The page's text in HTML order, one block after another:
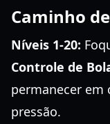
Caminho
Níveis 1-20:
Controle de
permanecer em
pressão.